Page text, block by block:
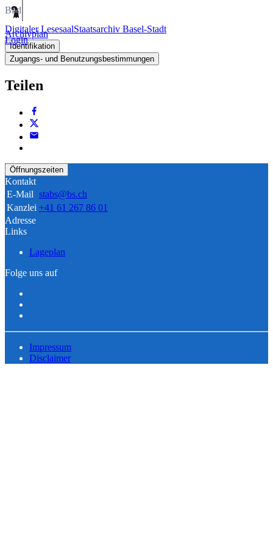
Digitaler LesesaalStaatsarchiv Basel-Stadt
Login
Bild
Archivplan
Identifikation
Zugangs- und Benutzungsbestimmungen
Teilen
Öffnungszeiten
Kontakt
E-Mail stabs@bs.ch
Kanzlei +41 61 267 86 01
Adresse
Links
Lageplan
Folge uns auf
Impressum
Disclaimer